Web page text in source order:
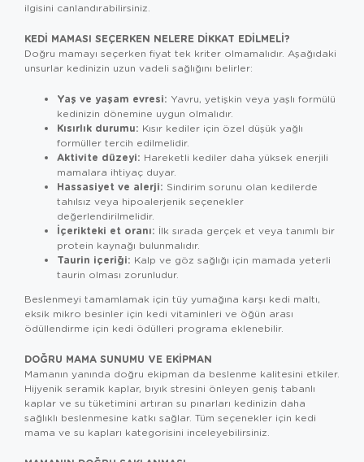
ilgisini canlandırabilirsiniz.
KEDI MAMASI SEÇERKEN NELERE DIKKAT EDILMELI?
Doğru mamayı seçerken fiyat tek kriter olmamalıdır. Aşağıdaki
unsurlar kedinizin uzun vadeli sağlığını belirler:
Yaş ve yaşam evresi: Yavru, yetişkin veya yaşlı formülü
kedinizin dönemine uygun olmalıdır.
Kısırlık durumu: Kısır kediler için özel düşük yağlı
formüller tercih edilmelidir.
Aktivite düzeyi: Hareketli kediler daha yüksek enerjili
mamalara ihtiyaç duyar.
Hassasiyet ve alerji: Sindirim sorunu olan kedilerde
tahılsız veya hipoalerjenik seçenekler
değerlendirilmelidir.
İçerikteki et oranı: İlk sırada gerçek et veya tanımlı bir
protein kaynağı bulunmalıdır.
Taurin içeriği: Kalp ve göz sağlığı için mamada yeterli
taurin olması zorunludur.
Beslenmeyi tamamlamak için tüy yumağına karşı kedi maltı,
eksik mikro besinler için kedi vitaminleri ve öğün arası
ödüllendirme için kedi ödülleri programa eklenebilir.
DOĞRU MAMA SUNUMU VE EKIPMAN
Mamanın yanında doğru ekipman da beslenme kalitesini etkiler.
Hijyenik seramik kaplar, bıyık stresini önleyen geniş tabanlı
kaplar ve su tüketimini artıran su pınarları kedinizin daha
sağlıklı beslenmesine katkı sağlar. Tüm seçenekler için kedi
mama ve su kapları kategorisini inceleyebilirsiniz.